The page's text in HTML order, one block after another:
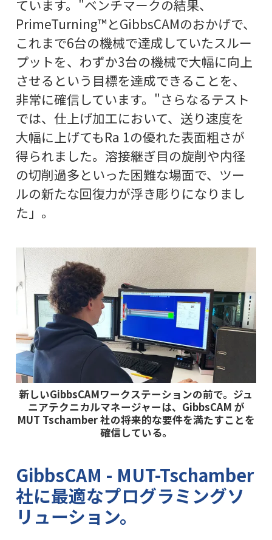
ています。"ベンチマークの結果、
PrimeTurning™とGibbsCAMのおかげで、
これまで6台の機械で達成していたスルー
プットを、わずか3台の機械で大幅に向上
させるという目標を達成できることを、
非常に確信しています。"さらなるテスト
では、仕上げ加工において、送り速度を
大幅に上げてもRa 1の優れた表面粗さが
得られました。溶接継ぎ目の旋削や内径
の切削過多といった困難な場面で、ツー
ルの新たな回復力が浮き彫りになりまし
た」。
新しいGibbsCAMワークステーションの前で。ジュ
ニアテクニカルマネージャーは、GibbsCAM が
MUT Tschamber 社の将来的な要件を満たすことを
確信している。
GibbsCAM - MUT-Tschamber
社に最適なプログラミングソ
リューション。